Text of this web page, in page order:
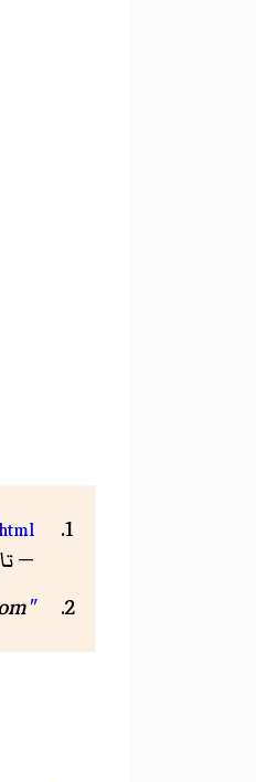
— تاريخ
"Ali Ben Ali Olympic Results"